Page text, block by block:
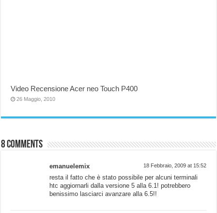
Video Recensione Acer neo Touch P400
26 Maggio, 2010
8 comments
emanuelemix 18 Febbraio, 2009 at 15:52
resta il fatto che è stato possibile per alcuni terminali
htc aggiornarli dalla versione 5 alla 6.1! potrebbero
benissimo lasciarci avanzare alla 6.5!!